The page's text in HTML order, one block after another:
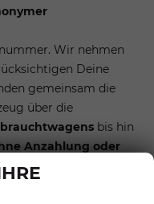
Wir nehmen
Deine
gemeinsam die
über die
bis hin
Anzahlung oder